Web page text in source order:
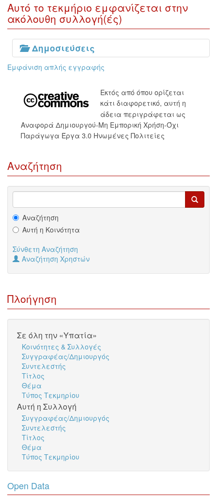
Αυτό το τεκμήριο εμφανίζεται στην
ακόλουθη συλλογή(ές)
Δημοσιεύσεις
Εμφάνιση απλής εγγραφής
Εκτός από όπου ορίζεται
κάτι διαφορετικό, αυτή η
άδεια περιγράφεται ως
Αναφορά Δημιουργού-Μη Εμπορική Χρήση-Όχι
Παράγωγα Έργα 3.0 Ηνωμένες Πολιτείες
Αναζήτηση
Αναζήτηση
Αυτή η Κοινότητα
Σύνθετη Αναζήτηση
Αναζήτηση Χρηστών
Πλοήγηση
Σε όλη την «Υπατία»
Κοινότητες & Συλλογές
Συγγραφέας/Δημιουργός
Συντελεστής
Τίτλος
Θέμα
Τύπος Τεκμηρίου
Αυτή η Συλλογή
Συγγραφέας/Δημιουργός
Συντελεστής
Τίτλος
Θέμα
Τύπος Τεκμηρίου
Open Data